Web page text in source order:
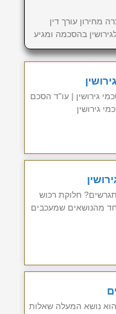
גירושין 2026 – בקצרה מחירון עורך דין
גירושין | עו"ד הסכם
גירושין
חלוקת רכוש
מהנושאים שמעכבים
הוא נושא המעלה שאלות